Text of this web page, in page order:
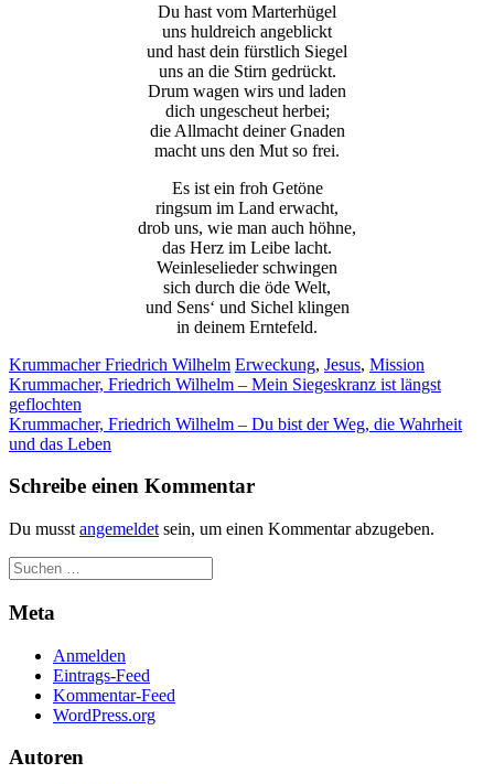
Du hast vom Marterhügel
uns huldreich angeblickt
und hast dein fürstlich Siegel
uns an die Stirn gedrückt.
Drum wagen wirs und laden
dich ungescheut herbei;
die Allmacht deiner Gnaden
macht uns den Mut so frei.
Es ist ein froh Getöne
ringsum im Land erwacht,
drob uns, wie man auch höhne,
das Herz im Leibe lacht.
Weinleselieder schwingen
sich durch die öde Welt,
und Sens‘ und Sichel klingen
in deinem Erntefeld.
Krummacher Friedrich Wilhelm Erweckung, Jesus, Mission
Beitragsnavigation
Krummacher, Friedrich Wilhelm – Mein Siegeskranz ist längst
geflochten
Krummacher, Friedrich Wilhelm – Du bist der Weg, die Wahrheit
und das Leben
Schreibe einen Kommentar
Du musst angemeldet sein, um einen Kommentar abzugeben.
Meta
Anmelden
Eintrags-Feed
Kommentar-Feed
WordPress.org
Autoren
Mit diesen
Cookies
können wir die
Funktionsweise
und Struktur
auf Basis der
verbessern.
Damit unsere
während
Ihres Besuchs
so gut wie
möglich
Wenn Sie